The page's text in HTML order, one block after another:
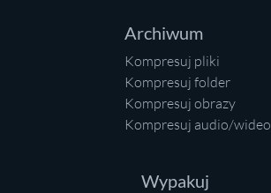
Archiwum
Kompresuj pliki
Kompresuj folder
Kompresuj obrazy
Kompresuj audio/wideo
Wypakuj